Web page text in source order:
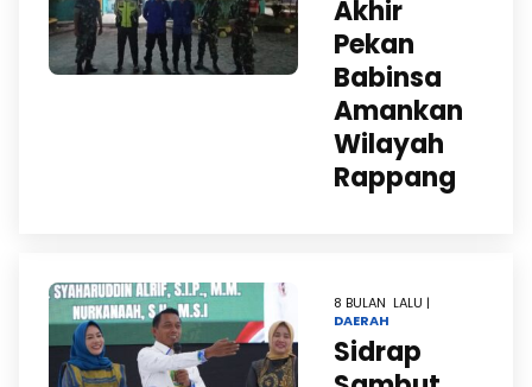
Akhir
Pekan
Babinsa
Amankan
Wilayah
Rappang
8 BULAN LALU |
DAERAH
Sidrap